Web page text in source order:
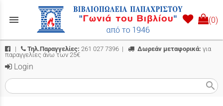
menu (0)
| Τηλ.Παραγγελίες: 261 027 7396 | Δωρεάν μεταφορικά: για
παραγγελίες άνω των 25€
Login
search